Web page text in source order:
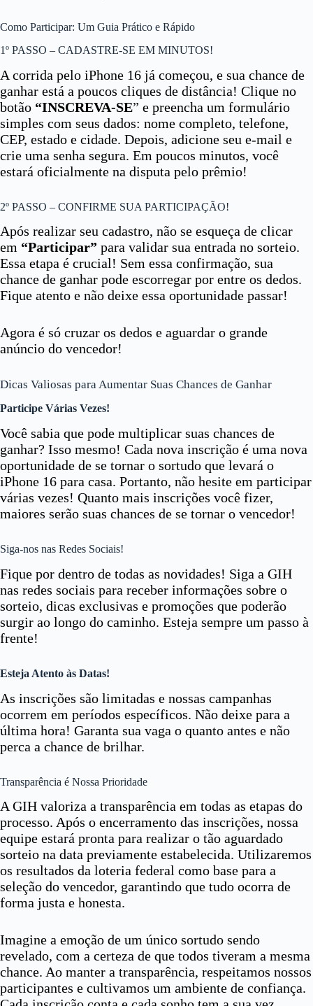
Como Participar: Um Guia Prático e Rápido
1º PASSO – CADASTRE-SE EM MINUTOS!
A corrida pelo iPhone 16 já começou, e sua chance de
ganhar está a poucos cliques de distância! Clique no
botão “INSCREVA-SE” e preencha um formulário
simples com seus dados: nome completo, telefone,
CEP, estado e cidade. Depois, adicione seu e-mail e
crie uma senha segura. Em poucos minutos, você
estará oficialmente na disputa pelo prêmio!
2º PASSO – CONFIRME SUA PARTICIPAÇÃO!
Após realizar seu cadastro, não se esqueça de clicar
em “Participar” para validar sua entrada no sorteio.
Essa etapa é crucial! Sem essa confirmação, sua
chance de ganhar pode escorregar por entre os dedos.
Fique atento e não deixe essa oportunidade passar!
Agora é só cruzar os dedos e aguardar o grande
anúncio do vencedor!
Dicas Valiosas para Aumentar Suas Chances de Ganhar
Participe Várias Vezes!
Você sabia que pode multiplicar suas chances de
ganhar? Isso mesmo! Cada nova inscrição é uma nova
oportunidade de se tornar o sortudo que levará o
iPhone 16 para casa. Portanto, não hesite em participar
várias vezes! Quanto mais inscrições você fizer,
maiores serão suas chances de se tornar o vencedor!
Siga-nos nas Redes Sociais!
Fique por dentro de todas as novidades! Siga a GIH
nas redes sociais para receber informações sobre o
sorteio, dicas exclusivas e promoções que poderão
surgir ao longo do caminho. Esteja sempre um passo à
frente!
Esteja Atento às Datas!
As inscrições são limitadas e nossas campanhas
ocorrem em períodos específicos. Não deixe para a
última hora! Garanta sua vaga o quanto antes e não
perca a chance de brilhar.
Transparência é Nossa Prioridade
A GIH valoriza a transparência em todas as etapas do
processo. Após o encerramento das inscrições, nossa
equipe estará pronta para realizar o tão aguardado
sorteio na data previamente estabelecida. Utilizaremos
os resultados da loteria federal como base para a
seleção do vencedor, garantindo que tudo ocorra de
forma justa e honesta.
Imagine a emoção de um único sortudo sendo
revelado, com a certeza de que todos tiveram a mesma
chance. Ao manter a transparência, respeitamos nossos
participantes e cultivamos um ambiente de confiança.